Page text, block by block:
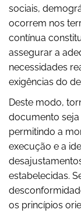
sociais,
ocorrem nos
contínua
assegurar a
necessidades
exigências do
Deste modo,
documento
permitindo a
execução e a
estabelecidas.
os princípios